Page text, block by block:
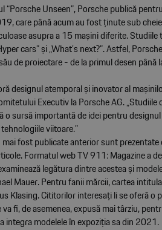
“Porsche Unseen”, Porsche publică
care până acum au fost ținute sub
asupra a 15 mașini diferite.
cars” și „What’s next?”. Astfel,
de proiectare - de la primul desen
designul atemporal și inovator al
Executiv la Porsche AG.
o sursă importantă de idei pentru
viitoare.”
fost publicate anterior sunt
Formatul web TV 911: Magazine a
legătura dintre acestea și
Mauer. Pentru fanii mărcii, cartea
Klasing. Cititorilor interesați li se oferă o
fi, de asemenea, expusă mai târziu,
integra modelele în expoziția sa din 2021.